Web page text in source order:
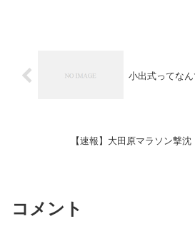
小出式ってなん
【速報】大田原マラソン撃沈
コメント